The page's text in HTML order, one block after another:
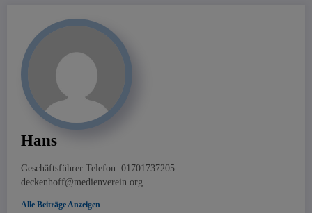
Hans
Geschäftsführer Telefon: 01701737205
deckenhoff@medienverein.org
Alle Beiträge Anzeigen